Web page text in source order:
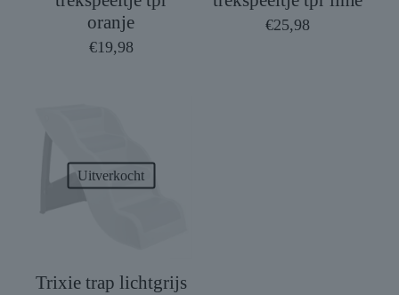
oranje
€19,98
€25,98
Uitverkocht
Trixie trap lichtgrijs